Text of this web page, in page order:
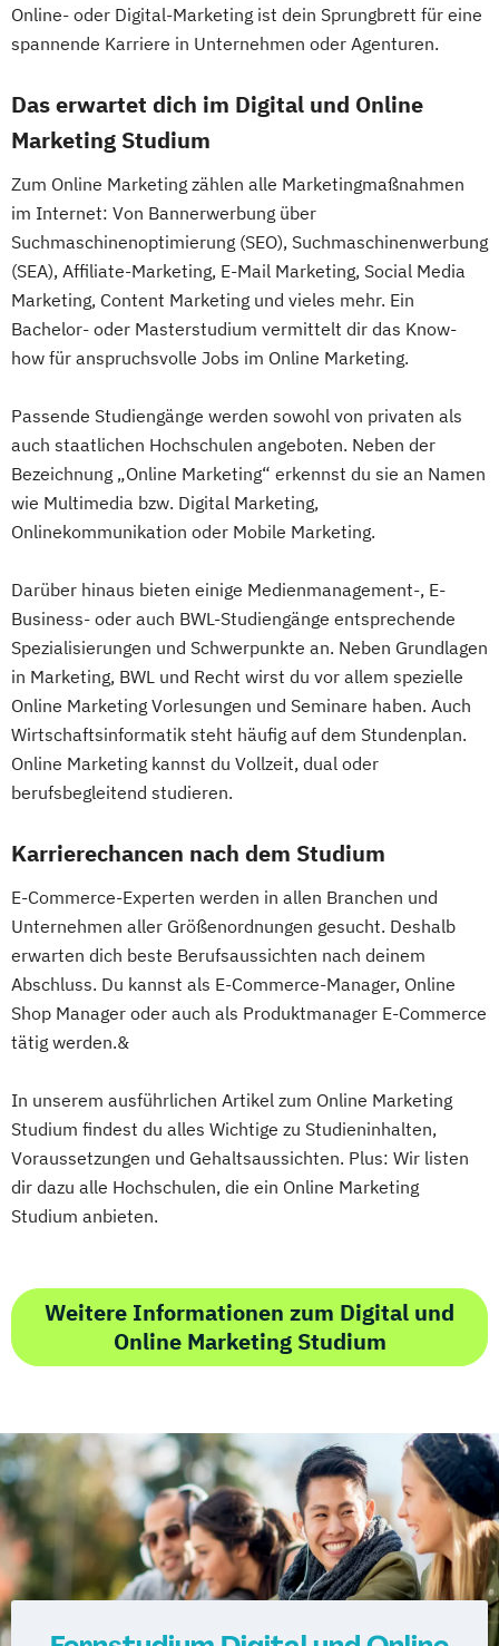
Online- oder Digital-Marketing ist dein Sprungbrett für eine
spannende Karriere in Unternehmen oder Agenturen.
Das erwartet dich im Digital und Online
Marketing Studium
Zum Online Marketing zählen alle Marketingmaßnahmen
im Internet: Von Bannerwerbung über
Suchmaschinenoptimierung (SEO), Suchmaschinenwerbung
(SEA), Affiliate-Marketing, E-Mail Marketing, Social Media
Marketing, Content Marketing und vieles mehr. Ein
Bachelor- oder Masterstudium vermittelt dir das Know-
how für anspruchsvolle Jobs im Online Marketing.
Passende Studiengänge werden sowohl von privaten als
auch staatlichen Hochschulen angeboten. Neben der
Bezeichnung „Online Marketing“ erkennst du sie an Namen
wie Multimedia bzw. Digital Marketing,
Onlinekommunikation oder Mobile Marketing.
Darüber hinaus bieten einige Medienmanagement-, E-
Business- oder auch BWL-Studiengänge entsprechende
Spezialisierungen und Schwerpunkte an. Neben Grundlagen
in Marketing, BWL und Recht wirst du vor allem spezielle
Online Marketing Vorlesungen und Seminare haben. Auch
Wirtschaftsinformatik steht häufig auf dem Stundenplan.
Online Marketing kannst du Vollzeit, dual oder
berufsbegleitend studieren.
Karrierechancen nach dem Studium
E-Commerce-Experten werden in allen Branchen und
Unternehmen aller Größenordnungen gesucht. Deshalb
erwarten dich beste Berufsaussichten nach deinem
Abschluss. Du kannst als E-Commerce-Manager, Online
Shop Manager oder auch als Produktmanager E-Commerce
tätig werden.&
In unserem ausführlichen Artikel zum Online Marketing
Studium findest du alles Wichtige zu Studieninhalten,
Voraussetzungen und Gehaltsaussichten. Plus: Wir listen
dir dazu alle Hochschulen, die ein Online Marketing
Studium anbieten.
Weitere Informationen zum Digital und
Online Marketing Studium